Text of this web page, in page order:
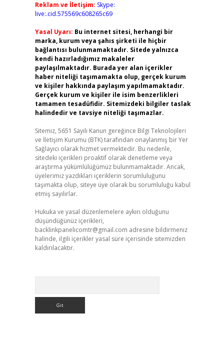
Reklam ve İletişim: Skype:
live:.cid.575569c608265c69
Yasal Uyarı: Bu internet sitesi, herhangi bir
marka, kurum veya şahıs şirketi ile hiçbir
bağlantısı bulunmamaktadır. Sitede yalnızca
kendi hazırladığımız makaleler
paylaşılmaktadır. Burada yer alan içerikler
haber niteliği taşımamakta olup, gerçek kurum
ve kişiler hakkında paylaşım yapılmamaktadır.
Gerçek kurum ve kişiler ile isim benzerlikleri
tamamen tesadüfidir. Sitemizdeki bilgiler taslak
halindedir ve tavsiye niteliği taşımazlar.
Sitemiz, 5651 Sayılı Kanun gereğince Bilgi Teknolojileri
ve İletişim Kurumu (BTK) tarafından onaylanmış bir Yer
Sağlayıcı olarak hizmet vermektedir. Bu nedenle,
sitedeki içerikleri proaktif olarak denetleme veya
araştırma yükümlülüğümüz bulunmamaktadır. Ancak,
üyelerimiz yazdıkları içeriklerin sorumluluğunu
taşımakta olup, siteye üye olarak bu sorumluluğu kabul
etmiş sayılırlar.
Hukuka ve yasal düzenlemelere aykırı olduğunu
düşündüğünüz içerikleri,
backlinkpanelicomtr@gmail.com adresine bildirmeniz
halinde, ilgili içerikler yasal süre içerisinde sitemizden
kaldırılacaktır.